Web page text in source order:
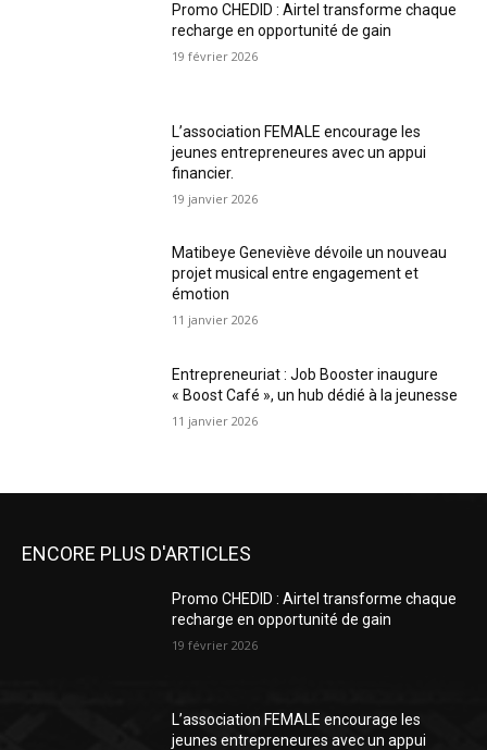
Promo CHEDID : Airtel transforme chaque
recharge en opportunité de gain
19 février 2026
L’association FEMALE encourage les
jeunes entrepreneures avec un appui
financier.
19 janvier 2026
Matibeye Geneviève dévoile un nouveau
projet musical entre engagement et
émotion
11 janvier 2026
Entrepreneuriat : Job Booster inaugure
« Boost Café », un hub dédié à la jeunesse
11 janvier 2026
ENCORE PLUS D'ARTICLES
Promo CHEDID : Airtel transforme chaque
recharge en opportunité de gain
19 février 2026
L’association FEMALE encourage les
jeunes entrepreneures avec un appui